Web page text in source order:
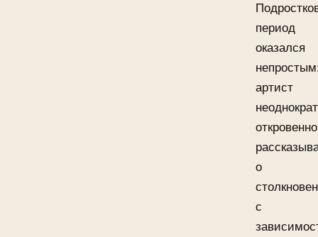
период
оказался
артист
откровенно
о
с